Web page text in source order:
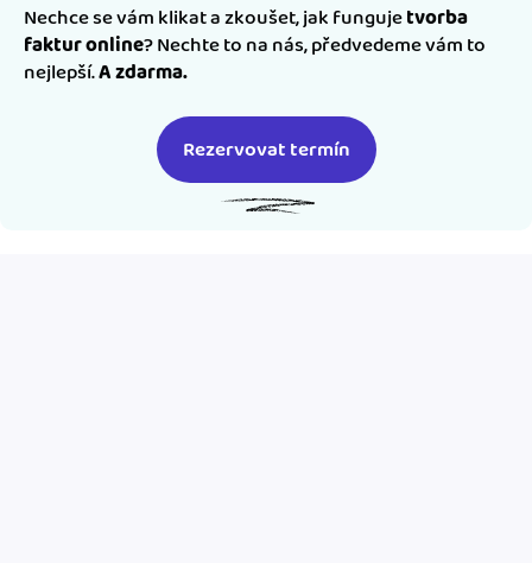
Nechce se vám klikat a zkoušet, jak fungujetvorba
faktur online? Nechte to na nás, předvedeme vám to
nejlepší.A zdarma.
Rezervovat termín